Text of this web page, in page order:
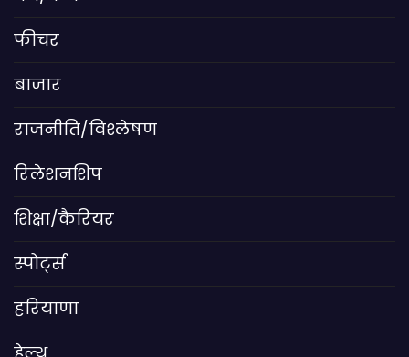
फीचर
बाजार
राजनीति/विश्लेषण
रिलेशनशिप
शिक्षा/कैरियर
स्पोर्ट्स
हरियाणा